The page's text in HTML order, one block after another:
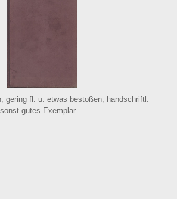
gering fl. u. etwas bestoßen, handschriftl.
gutes Exemplar.